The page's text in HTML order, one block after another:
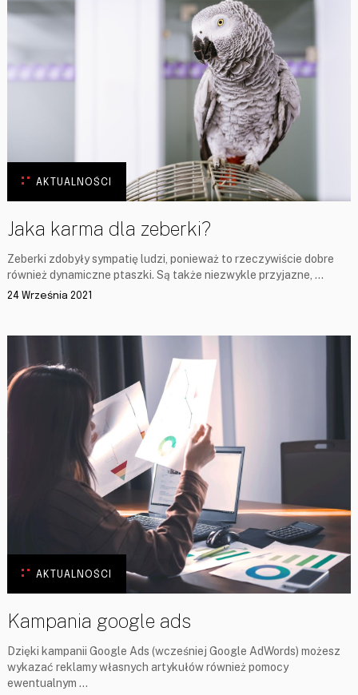
AKTUALNOŚCI
Jaka karma dla zeberki?
Zeberki zdobyły sympatię ludzi, ponieważ to rzeczywiście dobre
również dynamiczne ptaszki. Są także niezwykle przyjazne, …
24 Września 2021
AKTUALNOŚCI
Kampania google ads
Dzięki kampanii Google Ads (wcześniej Google AdWords) możesz
wykazać reklamy własnych artykułów również pomocy
ewentualnym …